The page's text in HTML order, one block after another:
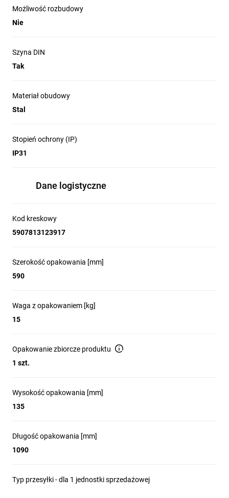
Możliwość rozbudowy
Nie
Szyna DIN
Tak
Materiał obudowy
Stal
Stopień ochrony (IP)
IP31
Dane logistyczne
Kod kreskowy
5907813123917
Szerokość opakowania [mm]
590
Waga z opakowaniem [kg]
15
Opakowanie zbiorcze produktu
1 szt.
Wysokość opakowania [mm]
135
Długość opakowania [mm]
1090
Typ przesyłki - dla 1 jednostki sprzedażowej